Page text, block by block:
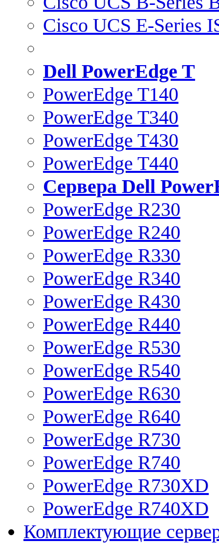
Cisco UCS E-Series
Dell PowerEdge T
PowerEdge T140
PowerEdge T340
PowerEdge T430
PowerEdge T440
Сервера Dell
PowerEdge R230
PowerEdge R240
PowerEdge R330
PowerEdge R340
PowerEdge R430
PowerEdge R440
PowerEdge R530
PowerEdge R540
PowerEdge R630
PowerEdge R640
PowerEdge R730
PowerEdge R740
PowerEdge R730XD
PowerEdge R740XD
Комплектующие